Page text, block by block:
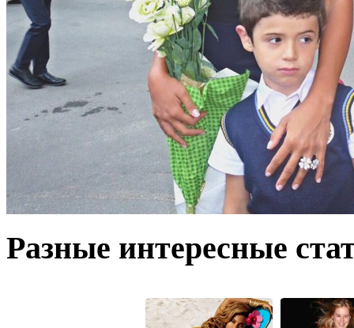
Разные интересные